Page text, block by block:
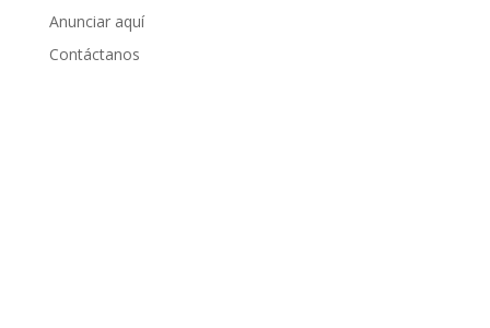
Anunciar aquí
Contáctanos